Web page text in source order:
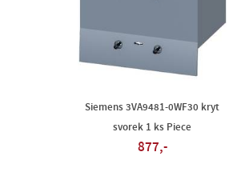
Siemens 3VA9481-0WF30 kryt
svorek 1 ks Piece
877,-